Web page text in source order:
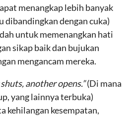
menangkap lebih banyak
dibandingkan dengan cuka)
untuk memenangkan hati
sikap baik dan bujukan
mengancam mereka.
another opens.”(Di mana
yang lainnya terbuka)
kehilangan kesempatan,